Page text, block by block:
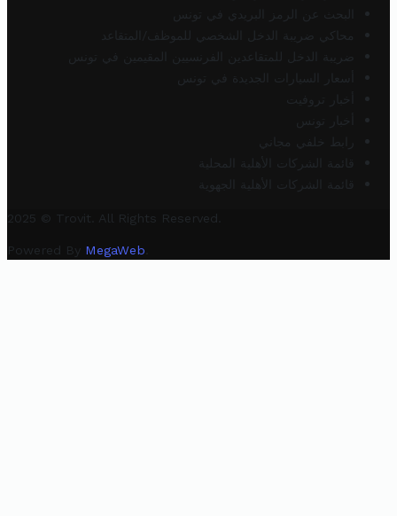
البحث عن الرمز البريدي في تونس
محاكي ضريبة الدخل الشخصي للموظف/المتقاعد
ضريبة الدخل للمتقاعدين الفرنسيين المقيمين في تونس
أسعار السيارات الجديدة في تونس
أخبار تروفيت
أخبار تونس
رابط خلفي مجاني
قائمة الشركات الأهلية المحلية
قائمة الشركات الأهلية الجهوية
2025 © Trovit. All Rights Reserved.
Powered By MegaWeb